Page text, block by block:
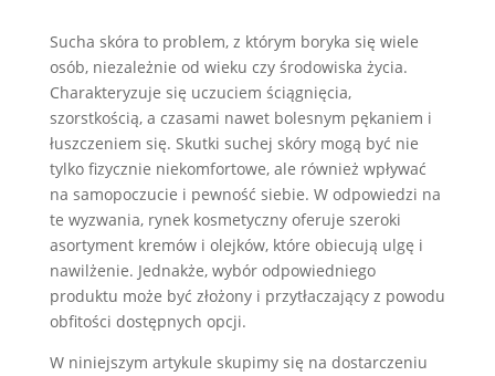
Sucha skóra to problem, z którym boryka się wiele
osób, niezależnie od wieku czy środowiska życia.
Charakteryzuje się uczuciem ściągnięcia,
szorstkością, a czasami nawet bolesnym pękaniem i
łuszczeniem się. Skutki suchej skóry mogą być nie
tylko fizycznie niekomfortowe, ale również wpływać
na samopoczucie i pewność siebie. W odpowiedzi na
te wyzwania, rynek kosmetyczny oferuje szeroki
asortyment kremów i olejków, które obiecują ulgę i
nawilżenie. Jednakże, wybór odpowiedniego
produktu może być złożony i przytłaczający z powodu
obfitości dostępnych opcji.
W niniejszym artykule skupimy się na dostarczeniu